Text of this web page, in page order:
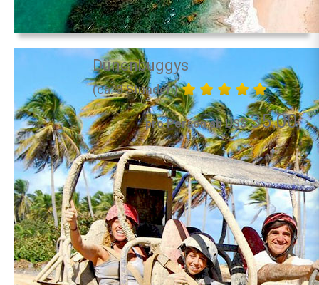
Dünenbuggys
(ca. 3 Stunden)
pro Person ab US$35.00